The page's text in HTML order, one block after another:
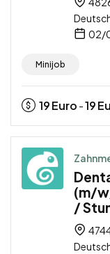
02/
Minijob
19Euro -19
(m/
/